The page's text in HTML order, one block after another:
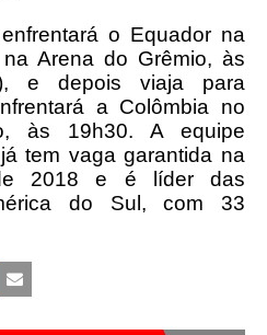
o Equador na
Arena do Grêmio, às
e depois viaja para
a Colômbia no
às 19h30. A equipe
tem vaga garantida na
2018 e é líder das
do Sul, com 33